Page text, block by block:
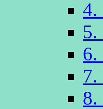
4.
5.
6.
7.
8.